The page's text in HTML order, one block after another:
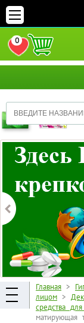
0
ПЕРЕЙТИ В ИЗБРАННОЕ
Главная >
лицом >
средства
матирующая